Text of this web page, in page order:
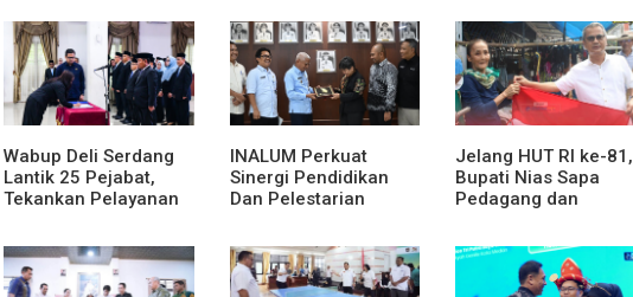
Wabup Deli Serdang
Lantik 25 Pejabat,
Tekankan Pelayanan
Humanis
INALUM Perkuat
Sinergi Pendidikan
Dan Pelestarian
PemprovSu
Jelang HUT RI ke-81,
Bupati Nias Sapa
Pedagang dan
Merah Putih